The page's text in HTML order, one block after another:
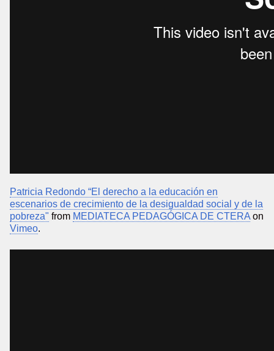
Patricia Redondo “El derecho a la educación en
escenarios de crecimiento de la desigualdad social y de la
pobreza" from MEDIATECA PEDAGÓGICA DE CTERA on
Vimeo.